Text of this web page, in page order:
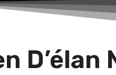
D’élan